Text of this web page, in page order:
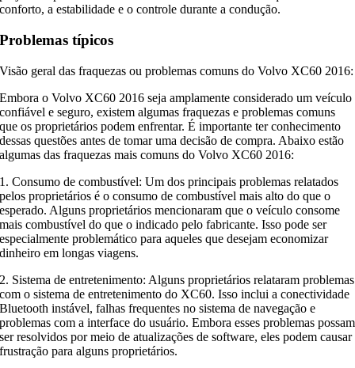
conforto, a estabilidade e o controle durante a condução.
Problemas típicos
Visão geral das fraquezas ou problemas comuns do Volvo XC60 2016:
Embora o Volvo XC60 2016 seja amplamente considerado um veículo
confiável e seguro, existem algumas fraquezas e problemas comuns
que os proprietários podem enfrentar. É importante ter conhecimento
dessas questões antes de tomar uma decisão de compra. Abaixo estão
algumas das fraquezas mais comuns do Volvo XC60 2016:
1. Consumo de combustível: Um dos principais problemas relatados
pelos proprietários é o consumo de combustível mais alto do que o
esperado. Alguns proprietários mencionaram que o veículo consome
mais combustível do que o indicado pelo fabricante. Isso pode ser
especialmente problemático para aqueles que desejam economizar
dinheiro em longas viagens.
2. Sistema de entretenimento: Alguns proprietários relataram problemas
com o sistema de entretenimento do XC60. Isso inclui a conectividade
Bluetooth instável, falhas frequentes no sistema de navegação e
problemas com a interface do usuário. Embora esses problemas possam
ser resolvidos por meio de atualizações de software, eles podem causar
frustração para alguns proprietários.